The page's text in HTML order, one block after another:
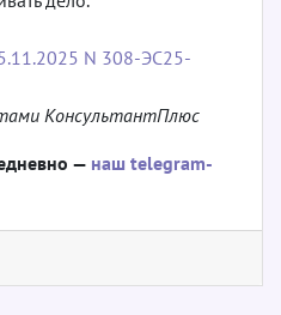
N 308-ЭС25-
КонсультантПлюс
— наш telegram-